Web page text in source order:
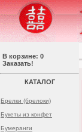
В корзине: 0
Заказать!
КАТАЛОГ
Брелки (брелоки)
Букеты из конфет
Бумеранги